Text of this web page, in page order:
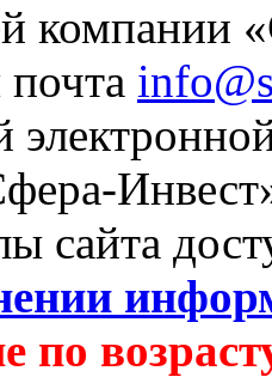
компании
сайта
по